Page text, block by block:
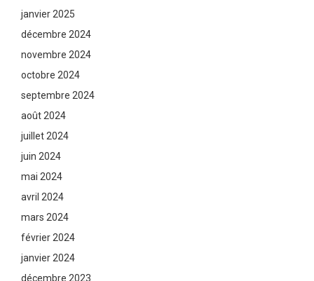
janvier 2025
décembre 2024
novembre 2024
octobre 2024
septembre 2024
août 2024
juillet 2024
juin 2024
mai 2024
avril 2024
mars 2024
février 2024
janvier 2024
décembre 2023